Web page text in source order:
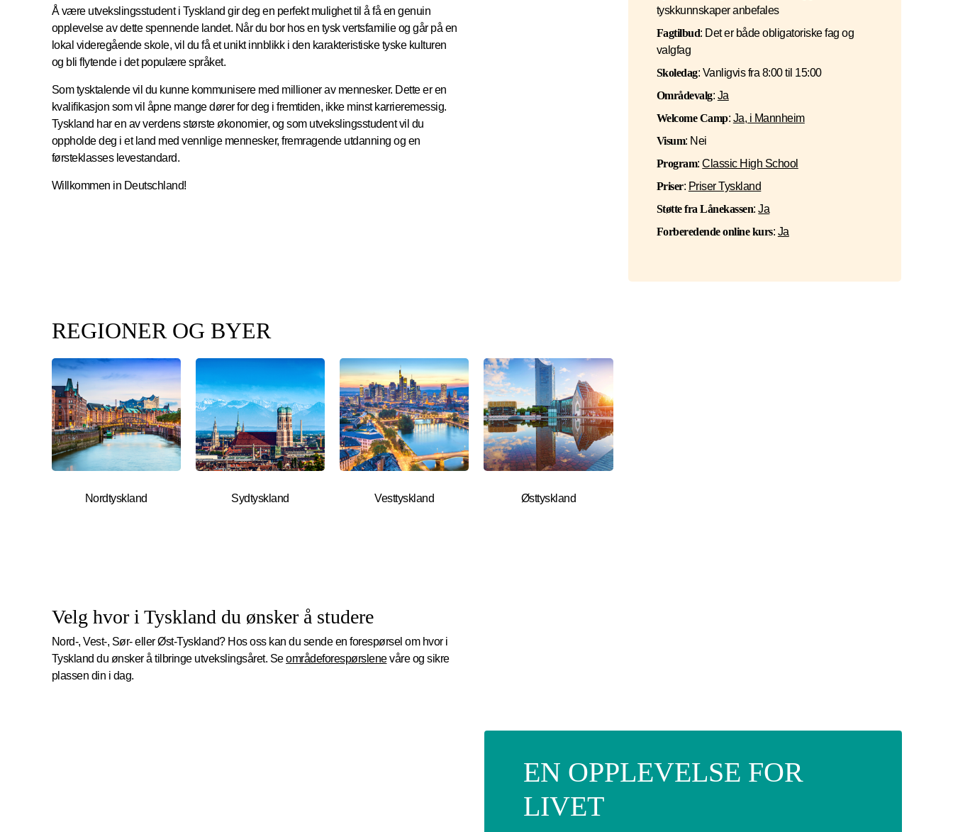
Å være utvekslingsstudent i Tyskland gir deg en perfekt mulighet til å få en genuin
opplevelse av dette spennende landet. Når du bor hos en tysk vertsfamilie og går på en
lokal videregående skole, vil du få et unikt innblikk i den karakteristiske tyske kulturen
og bli flytende i det populære språket.
Som tysktalende vil du kunne kommunisere med millioner av mennesker. Dette er en
kvalifikasjon som vil åpne mange dører for deg i fremtiden, ikke minst karrieremessig.
Tyskland har en av verdens største økonomier, og som utvekslingsstudent vil du
oppholde deg i et land med vennlige mennesker, fremragende utdanning og en
førsteklasses levestandard.
Willkommen in Deutschland!
tyskkunnskaper anbefales
Fagtilbud: Det er både obligatoriske fag og
valgfag
Skoledag: Vanligvis fra 8:00 til 15:00
Områdevalg: Ja
Welcome Camp: Ja, i Mannheim
Visum: Nei
Program:Classic High School
Priser: Priser Tyskland
Støtte fra Lånekassen:Ja
Forberedende online kurs: Ja
REGIONER OG BYER
Nordtyskland Sydtyskland Vesttyskland Østtyskland
Velg hvor i Tyskland du ønsker å studere
Nord-, Vest-, Sør- eller Øst-Tyskland? Hos oss kan du sende en forespørsel om hvor i
Tyskland du ønsker å tilbringe utvekslingsåret. Seområdeforespørslenevåre og sikre
plassen din i dag.
EN OPPLEVELSE FOR
LIVET